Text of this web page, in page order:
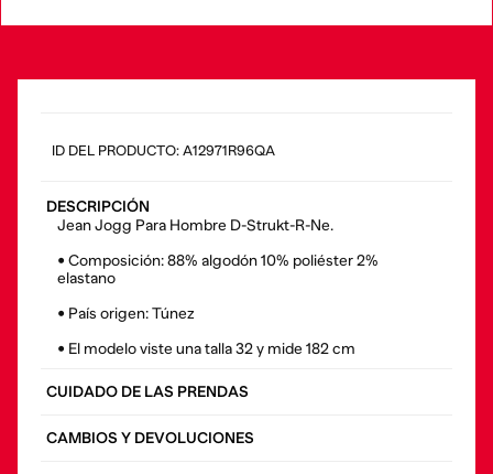
: A12971R96QA
DESCRIPCIÓN
Jean Jogg Para Hombre D-Strukt-R-Ne.
• Composición: 88% algodón 10% poliéster 2%
elastano
• País origen: Túnez
• El modelo viste una talla 32 y mide 182 cm
CUIDADO DE LAS PRENDAS
CAMBIOS Y DEVOLUCIONES